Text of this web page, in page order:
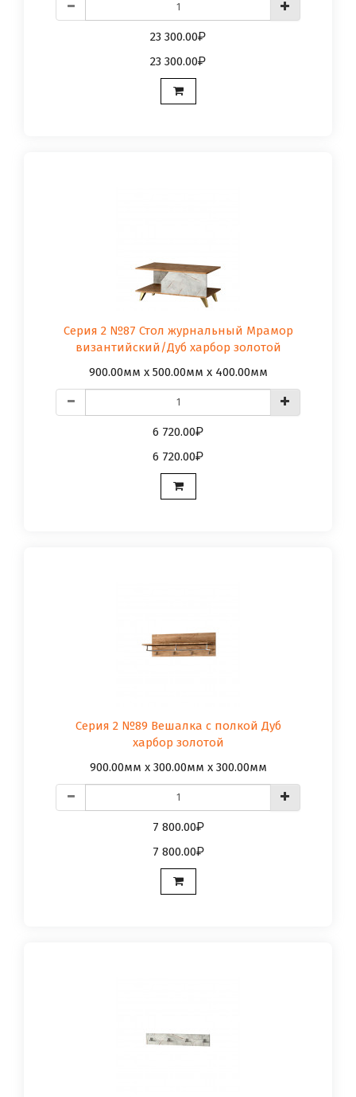
23 300.00
23 300.00
Серия 2 №87 Стол журнальный Мрамор
византийский/Дуб харбор золотой
900.00мм x 500.00мм x 400.00мм
6 720.00
6 720.00
Серия 2 №89 Вешалка с полкой Дуб
харбор золотой
900.00мм x 300.00мм x 300.00мм
7 800.00
7 800.00